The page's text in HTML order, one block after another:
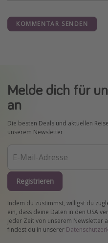
KOMMENTAR SENDEN
Melde dich für
an
Die besten Deals und aktuellen
unserem Newsletter
Registrieren
Indem du zustimmst, willigst du
ein, dass deine Daten in den USA
jeder Zeit von unserem Newsletter
findest du in unserer